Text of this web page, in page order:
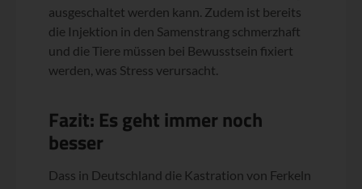
ausgeschaltet werden kann. Zudem ist bereits
die Injektion in den Samenstrang schmerzhaft
und die Tiere müssen bei Bewusstsein fixiert
werden, was Stress verursacht.
Fazit: Es geht immer noch
besser
Dass in Deutschland die Kastration von Ferkeln